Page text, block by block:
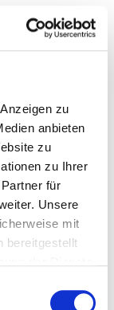
zu
anbieten
zu
zu Ihrer
für
Unsere
mit
bereitgestellt